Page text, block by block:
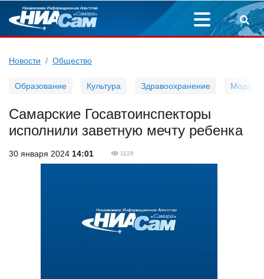
Новости Общество
Образование Культура Здравоохранение Мода
Самарские Госавтоинспекторы
исполнили заветную мечту ребенка
30 января 2024 14:01 1128